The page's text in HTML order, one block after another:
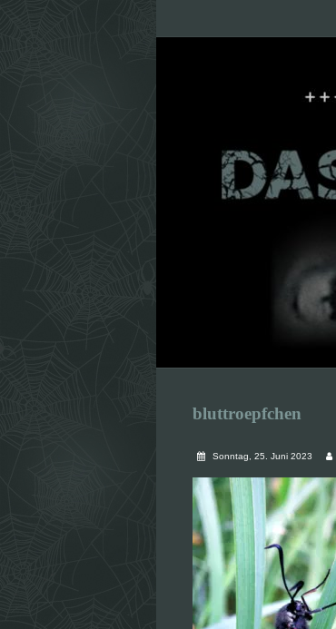
bluttroepfchen
Sonntag, 25. Juni 2023